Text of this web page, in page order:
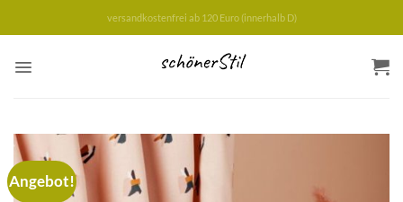
versandkostenfrei ab 120 Euro (innerhalb D)
Angebot!